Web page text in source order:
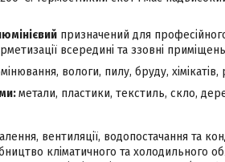
призначений для
всередині та ззовні
вологи, пилу, бруду, хімікатів,
метали, пластики, текстиль, скло,
вентиляції, водопостачання та
кліматичного та холодильного